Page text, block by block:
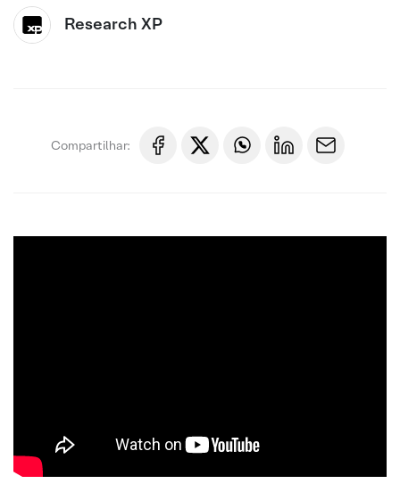
Research XP
Compartilhar: